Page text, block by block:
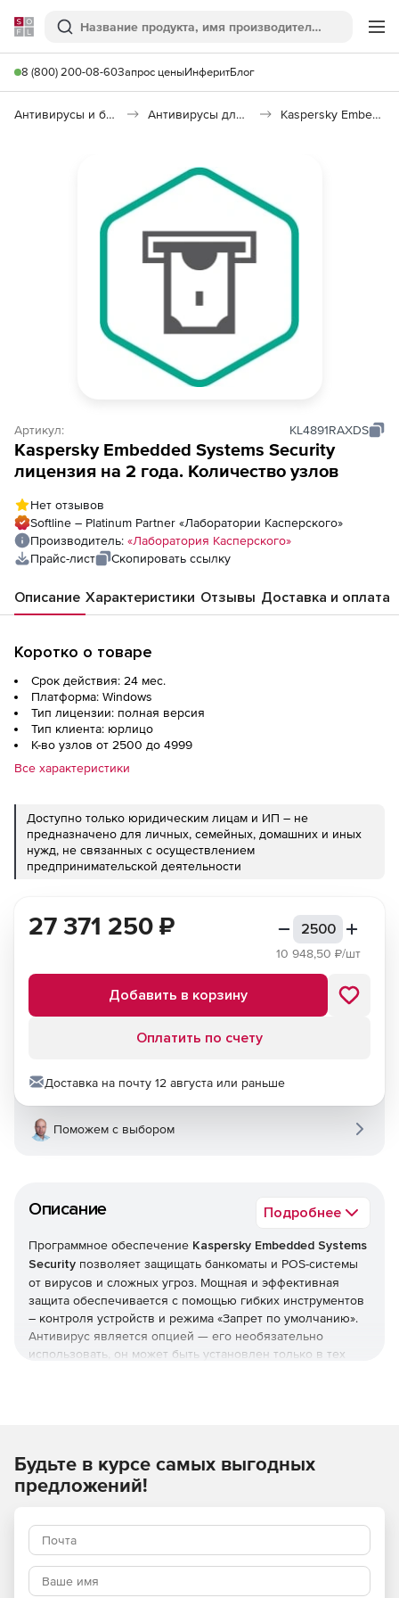
Softline
Поиск
8 (800) 200-08-60Запрос ценыИнферитБлог
Антивирусы и безопасность Антивирусы для организаций Kaspersky Embedded Systems Security
Артикул: KL4891RAXDS
Kaspersky Embedded Systems Security
лицензия на 2 года. Количество узлов
Нет отзывов
Softline – Platinum Partner «Лаборатории Касперского»
Производитель: «Лаборатория Касперского»
Прайс-лист
Скопировать ссылку
Описание Характеристики Отзывы Доставка и оплата
Коротко о товаре
Срок действия: 24 мес.
Платформа: Windows
Тип лицензии: полная версия
Тип клиента: юрлицо
К-во узлов от 2500 до 4999
Все характеристики
Доступно только юридическим лицам и ИП – не
предназначено для личных, семейных, домашних и иных
нужд, не связанных с осуществлением
предпринимательской деятельности
Описание Подробнее
Программное обеспечение Kaspersky Embedded Systems
Security позволяет защищать банкоматы и POS-системы
от вирусов и сложных угроз. Мощная и эффективная
защита обеспечивается с помощью гибких инструментов
– контроля устройств и режима «Запрет по умолчанию».
Антивирус является опцией — его необязательно
использовать, он может быть установлен только в тех
Embedded Systems Security обеспечивает выполнение
требований PCI DSS (v3.1 параграфы 5.1, 5.1.1, 5.2, 5.3 и 6,2).
Решение полностью поддерживает всю линейку ОС
Windows, в том числе для встраиваемых систем, начиная
с семейства продуктов Windows XP и заканчивая Windows
27 371 250 ₽
10 948,50 ₽/шт
Добавить в корзину
Оплатить по счету
Доставка на почту 12 августа или раньше
Поможем с выбором
Будьте в курсе самых выгодных
предложений!